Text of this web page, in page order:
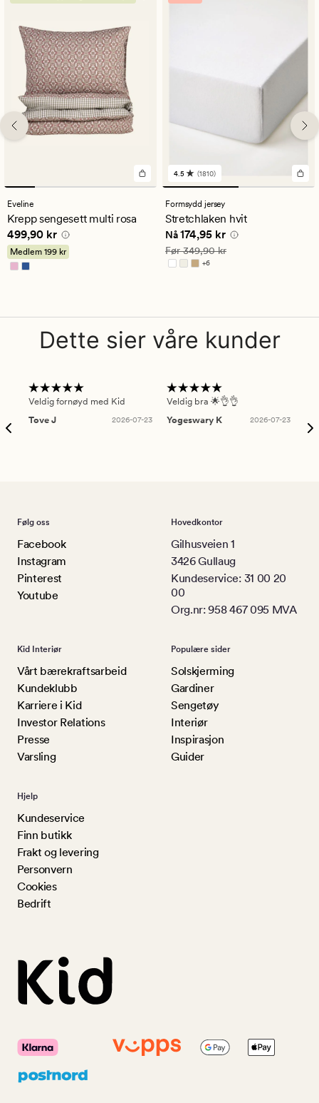
Eveline
Krepp sengesett multi rosa
Pris 499,90 kr
499,90 kr
Medlem 199 kr
1810
anmeldelser
med
en
gjennomsnittlig
vurdering
på
4.5
4.5 (1810)
Formsydd jersey
Stretchlaken hvit
Nåværende pris
Nå174,95 kr
Vanlig pris 349,90 kr
Før349,90 kr
+6
Tilgjengelig i flere farger
Dette sier våre kunder
Veldig fornøyd med Kid
Tove J
2026-07-23
Veldig bra 🌟👌👌
Yogeswary K
2026-07-23
Følg oss
Facebook
Instagram
Pinterest
Youtube
Hovedkontor
Gilhusveien 1
3426 Gullaug
Kundeservice: 31 00 20
00
Org.nr: 958 467 095 MVA
Kid Interiør
Vårt bærekraftsarbeid
Kundeklubb
Karriere i Kid
Investor Relations
Presse
Varsling
Populære sider
Solskjerming
Gardiner
Sengetøy
Interiør
Inspirasjon
Guider
Hjelp
Kundeservice
Finn butikk
Frakt og levering
Personvern
Cookies
Bedrift